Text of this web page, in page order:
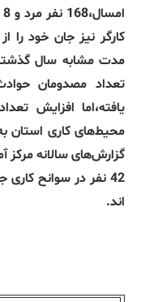
کارگر نیز جان خود را
مدت مشابه سال
تعداد مصدومان
یافته،اما افزایش
محیط‌های کاری استان
اند.